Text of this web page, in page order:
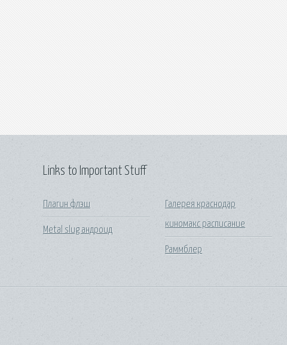
Links to Important Stuff
Плагин флэш
Metal slug андроид
Галерея краснодар
киномакс расписание
Раммблер